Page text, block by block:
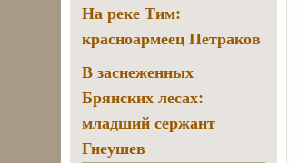
На реке Тим:
красноармеец Петраков
В заснеженных
Брянских лесах:
младший сержант
Гнеушев